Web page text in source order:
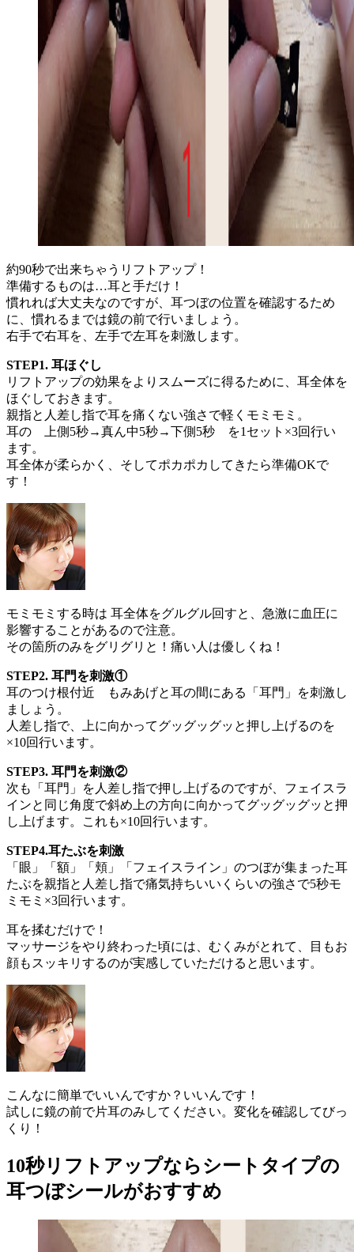
約90秒で出来ちゃうリフトアップ！
準備するものは…耳と手だけ！
慣れれば大丈夫なのですが、耳つぼの位置を確認するため
に、慣れるまでは鏡の前で行いましょう。
右手で右耳を、左手で左耳を刺激します。
STEP1. 耳ほぐし
リフトアップの効果をよりスムーズに得るために、耳全体を
ほぐしておきます。
親指と人差し指で耳を痛くない強さで軽くモミモミ。
耳の 上側5秒→真ん中5秒→下側5秒 を1セット×3回行い
ます。
耳全体が柔らかく、そしてポカポカしてきたら準備OKで
す！
モミモミする時は 耳全体をグルグル回すと、急激に血圧に
影響することがあるので注意。
その箇所のみをグリグリと！痛い人は優しくね！
STEP2. 耳門を刺激①
耳のつけ根付近 もみあげと耳の間にある「耳門」を刺激し
ましょう。
人差し指で、上に向かってグッグッグッと押し上げるのを
×10回行います。
STEP3. 耳門を刺激②
次も「耳門」を人差し指で押し上げるのですが、フェイスラ
インと同じ角度で斜め上の方向に向かってグッグッグッと押
し上げます。これも×10回行います。
STEP4.耳たぶを刺激
「眼」「額」「頬」「フェイスライン」のつぼが集まった耳
たぶを親指と人差し指で痛気持ちいいくらいの強さで5秒モ
ミモミ×3回行います。
耳を揉むだけで！
マッサージをやり終わった頃には、むくみがとれて、目もお
顔もスッキリするのが実感していただけると思います。
こんなに簡単でいいんですか？いいんです！
試しに鏡の前で片耳のみしてください。変化を確認してびっ
くり！
10秒リフトアップならシートタイプの
耳つぼシールがおすすめ